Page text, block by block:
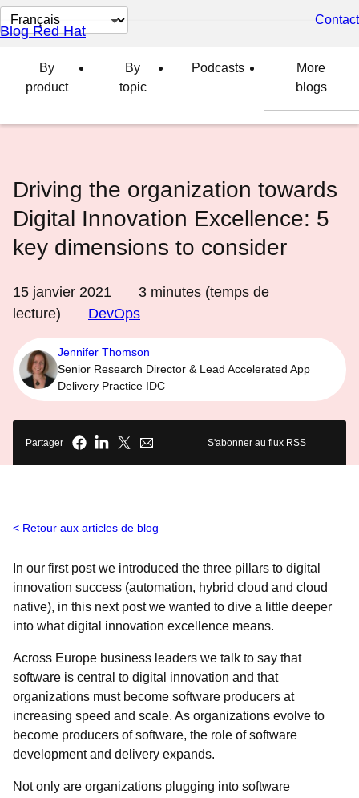
Changer
la
langue
Contact
Blog Red Hat
By
product
By
topic
Podcasts
More
blogs
Driving the organization towards
Digital Innovation Excellence: 5
key dimensions to consider
15 janvier 2021 3 minutes (temps de
lecture)
DevOps
Jennifer Thomson
Senior Research Director & Lead Accelerated App
Delivery Practice IDC
Partager S'abonner au flux RSS
Retour aux articles de blog
In our first post we introduced the three pillars to digital
innovation success (automation, hybrid cloud and cloud
native), in this next post we wanted to dive a little deeper
into what digital innovation excellence means.
Across Europe business leaders we talk to say that
software is central to digital innovation and that
organizations must become software producers at
increasing speed and scale. As organizations evolve to
become producers of software, the role of software
development and delivery expands.
Not only are organizations plugging into software